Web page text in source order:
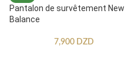
Pantalon de survêtement New
Balance
7,900 DZD